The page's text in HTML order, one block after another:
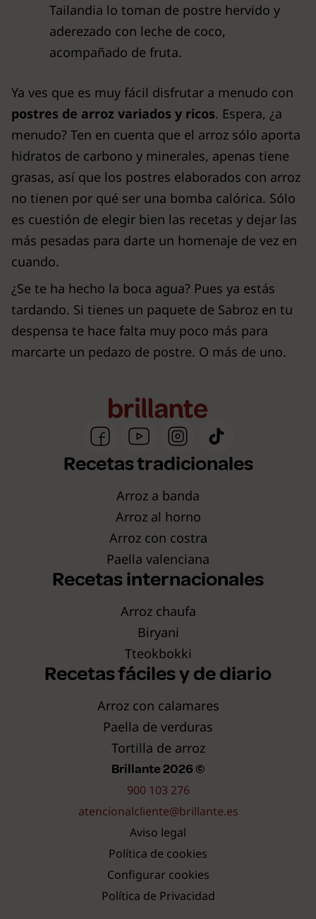
Tailandia lo toman de postre hervido y
aderezado con leche de coco,
acompañado de fruta.
Ya ves que es muy fácil disfrutar a menudo con
postres de arroz variados y ricos. Espera, ¿a
menudo? Ten en cuenta que el arroz sólo aporta
hidratos de carbono y minerales, apenas tiene
grasas, así que los postres elaborados con arroz
no tienen por qué ser una bomba calórica. Sólo
es cuestión de elegir bien las recetas y dejar las
más pesadas para darte un homenaje de vez en
cuando.
¿Se te ha hecho la boca agua? Pues ya estás
tardando. Si tienes un paquete de Sabroz en tu
despensa te hace falta muy poco más para
marcarte un pedazo de postre. O más de uno.
Recetas tradicionales
Arroz a banda
Arroz al horno
Arroz con costra
Paella valenciana
Recetas internacionales
Arroz chaufa
Biryani
Tteokbokki
Recetas fáciles y de diario
Arroz con calamares
Paella de verduras
Tortilla de arroz
Brillante 2026 ©
900 103 276
atencionalcliente@brillante.es
Aviso legal
Política de cookies
Configurar cookies
Política de Privacidad